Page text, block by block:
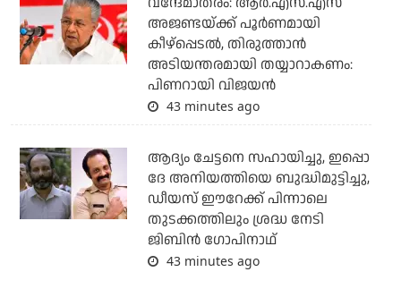
അജണ്ടയ്ക്ക് പൂര്‍ണമായി
കീഴ്‌പ്പെടല്‍, തിരുത്താന്‍
അടിയന്തരമായി തയ്യാറാകണം:
പിണറായി വിജയന്‍
43 minutes ago
ആദ്യം ചേട്ടനെ സഹായിച്ചു, ഇപ്പൊ
ദേ അനിയത്തിയെ ബുദ്ധിമുട്ടിച്ചു,
ഡീയസ് ഈറേക്ക് പിന്നാലെ
തുടക്കത്തിലും ശ്രദ്ധ നേടി
ജിബിന്‍ ഗോപിനാഥ്
43 minutes ago